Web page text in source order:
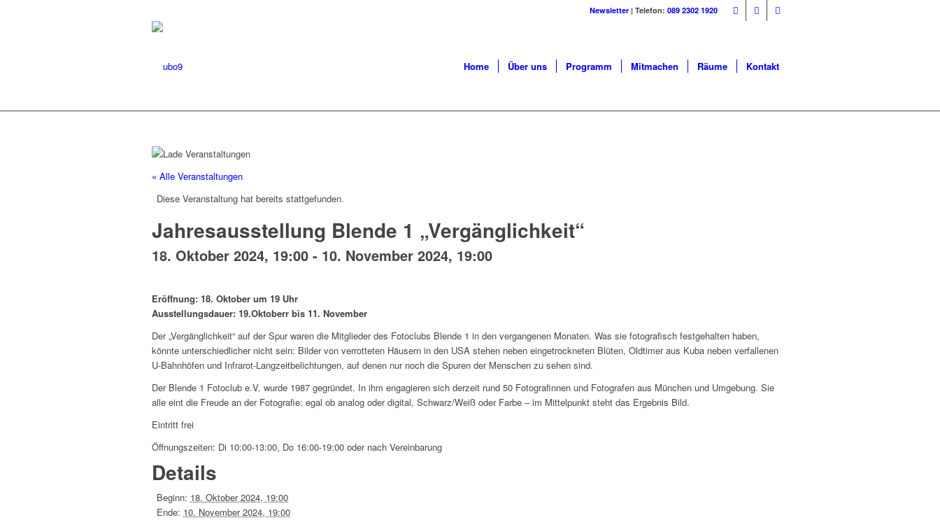
Newsletter | Telefon: 089 2302 1920
Home Über uns Programm Mitmachen Räume Kontakt
« Alle Veranstaltungen
Diese Veranstaltung hat bereits stattgefunden.
Jahresausstellung Blende 1 „Vergänglichkeit“
18. Oktober 2024, 19:00 - 10. November 2024, 19:00
Eröffnung: 18. Oktober um 19 Uhr
Ausstellungsdauer: 19.Oktoberr bis 11. November
Der „Vergänglichkeit“ auf der Spur waren die Mitglieder des Fotoclubs Blende 1 in den vergangenen Monaten. Was sie fotografisch festgehalten haben,
könnte unterschiedlicher nicht sein: Bilder von verrotteten Häusern in den USA stehen neben eingetrockneten Blüten, Oldtimer aus Kuba neben verfallenen
U-Bahnhöfen und Infrarot-Langzeitbelichtungen, auf denen nur noch die Spuren der Menschen zu sehen sind.
Der Blende 1 Fotoclub e.V. wurde 1987 gegründet. In ihm engagieren sich derzeit rund 50 Fotografinnen und Fotografen aus München und Umgebung. Sie
alle eint die Freude an der Fotografie: egal ob analog oder digital, Schwarz/Weiß oder Farbe – im Mittelpunkt steht das Ergebnis Bild.
Eintritt frei
Öffnungszeiten: Di 10:00-13:00, Do 16:00-19:00 oder nach Vereinbarung
Details
Beginn: 18. Oktober 2024, 19:00
Ende: 10. November 2024, 19:00